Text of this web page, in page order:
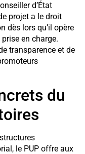
d’État
projet a le droit
dès lors qu’il opère
en charge.
transparence et de
du
le PUP offre aux